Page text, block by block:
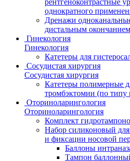
рентгеноконтрастные
однократного
Дренажи
дистальным
Гинекология
Гинекология
Катетеры для
Сосудистая хирургия
Сосудистая хирургия
Катетеры полимерные
тромбэктомии (по
Оториноларингология
Оториноларингология
Комплект
Набор силиконовый
и фиксации носовой
Баллоны
Тампон